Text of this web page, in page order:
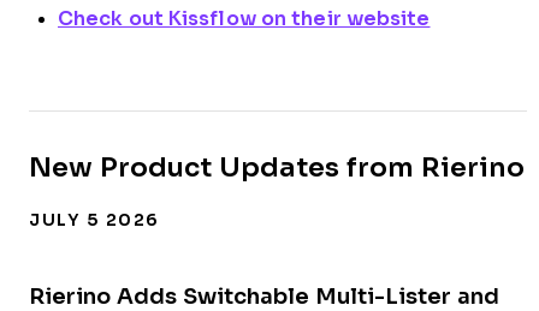
Check out Kissflow on their website
New Product Updates from Rierino
JULY 5 2026
Rierino Adds Switchable Multi-Lister and